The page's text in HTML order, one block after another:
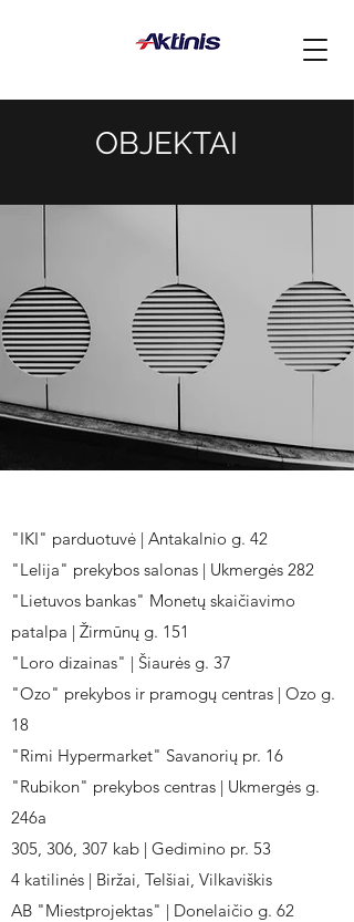
OBJEKTAI
"IKI" parduotuvė | Antakalnio g. 42
"Lelija" prekybos salonas | Ukmergės 282
"Lietuvos bankas" Monetų skaičiavimo
patalpa | Žirmūnų g. 151
"Loro dizainas" | Šiaurės g. 37
"Ozo" prekybos ir pramogų centras | Ozo g.
18
"Rimi Hypermarket" Savanorių pr. 16
"Rubikon" prekybos centras | Ukmergės g.
246a
305, 306, 307 kab | Gedimino pr. 53
4 katilinės | Biržai, Telšiai, Vilkaviškis
AB "Miestprojektas" | Donelaičio g. 62